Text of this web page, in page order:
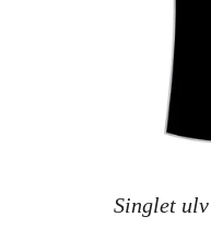
Singlet